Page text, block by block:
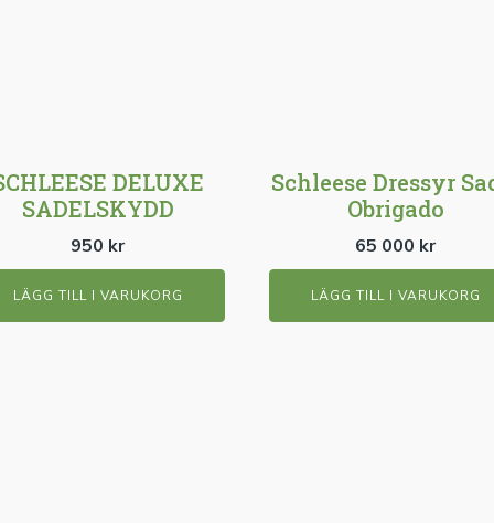
DELUXE
SADELSKYDD
950 kr
LÄGG TILL I VARUKORG
Schleese Dressyr
Obrigado
65 000 kr
LÄGG TILL I VARUKORG